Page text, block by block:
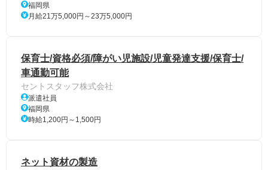
福岡県
月給21万5,000円～23万5,000円
保育士/資格必須/障がい児施設/児童発達支援/保育士/
車通勤可能
セントスタッフ株式会社
派遣社員
福岡県
時給1,200円～1,500円
ネット資材の製造